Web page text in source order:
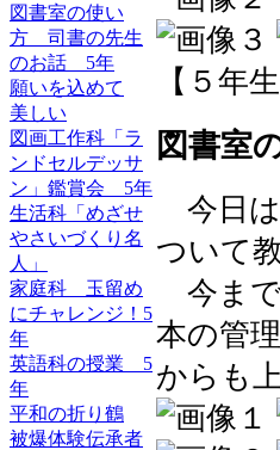
図書室の使い
方 司書の先生
のお話 5年
願いを込めて
美しい
図画工作科「ラ
ンドセルデッサ
ン」鑑賞会 5年
生活科「めざせ
やさいづくり名
人」
家庭科 玉留め
にチャレンジ！5
年
英語科の授業 5
年
平和の折り鶴
被爆体験伝承者
【５年
図書室
今日は
ついて
今まで
本の管
からも